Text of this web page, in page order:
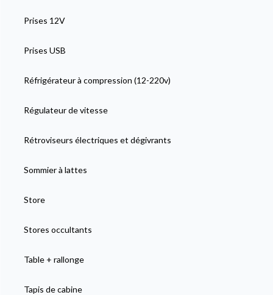
Prises 12V
Prises USB
Réfrigérateur à compression (12-220v)
Régulateur de vitesse
Rétroviseurs électriques et dégivrants
Sommier à lattes
Store
Stores occultants
Table + rallonge
Tapis de cabine